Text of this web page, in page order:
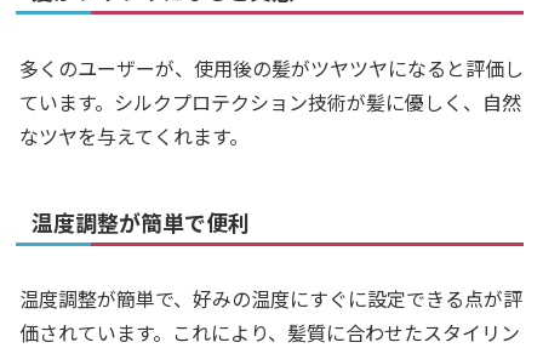
多くのユーザーが、使用後の髪がツヤツヤになると評価し
ています。シルクプロテクション技術が髪に優しく、自然
なツヤを与えてくれます。
温度調整が簡単で便利
温度調整が簡単で、好みの温度にすぐに設定できる点が評
価されています。これにより、髪質に合わせたスタイリン